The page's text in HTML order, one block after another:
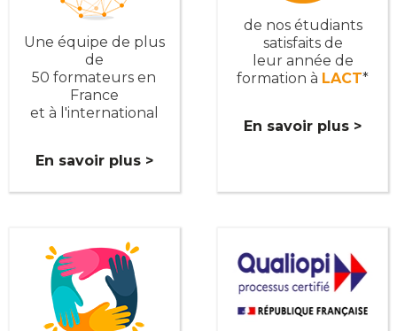
Une équipe de plus
de
50 formateurs en
France
et à l'international
En savoir plus >
de nos étudiants
satisfaits de
leur année de
formation à LACT*
En savoir plus >